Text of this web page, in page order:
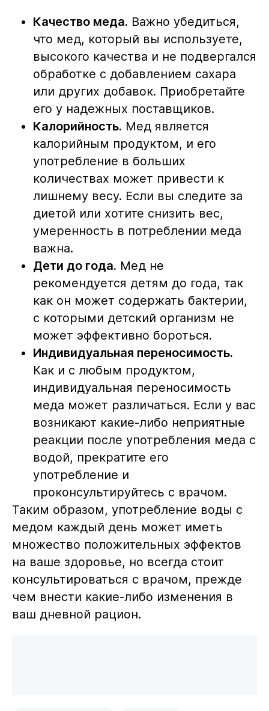
Качество меда. Важно убедиться,
что мед, который вы используете,
высокого качества и не подвергался
обработке с добавлением сахара
или других добавок. Приобретайте
его у надежных поставщиков.
Калорийность. Мед является
калорийным продуктом, и его
употребление в больших
количествах может привести к
лишнему весу. Если вы следите за
диетой или хотите снизить вес,
умеренность в потреблении меда
важна.
Дети до года. Мед не
рекомендуется детям до года, так
как он может содержать бактерии,
с которыми детский организм не
может эффективно бороться.
Индивидуальная переносимость.
Как и с любым продуктом,
индивидуальная переносимость
меда может различаться. Если у вас
возникают какие-либо неприятные
реакции после употребления меда с
водой, прекратите его
употребление и
проконсультируйтесь с врачом.
Таким образом, употребление воды с
медом каждый день может иметь
множество положительных эффектов
на ваше здоровье, но всегда стоит
консультироваться с врачом, прежде
чем внести какие-либо изменения в
ваш дневной рацион.